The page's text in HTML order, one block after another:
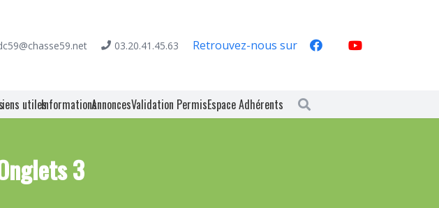
03.20.41.45.63 Retrouvez-nous sur
utilesInformationsAnnoncesValidation PermisEspace Adhérents
3